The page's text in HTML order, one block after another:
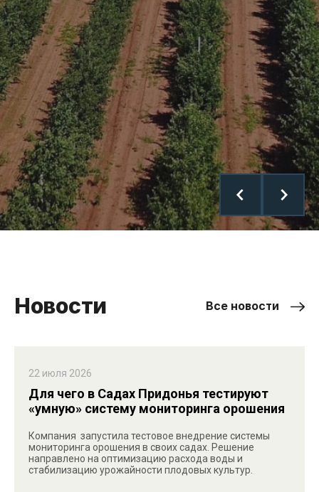
Новости Все новости
22 июля 2026
Для чего в Садах Придонья тестируют
«умную» систему мониторинга орошения
Компания запустила тестовое внедрение системы
мониторинга орошения в своих садах. Решение
направлено на оптимизацию расхода воды и
стабилизацию урожайности плодовых культур.